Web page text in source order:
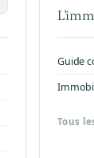
Guide
Tous